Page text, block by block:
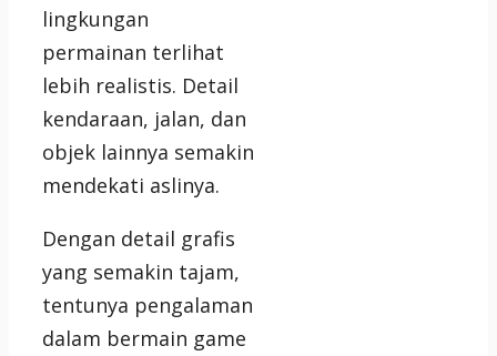
lingkungan
permainan terlihat
lebih realistis. Detail
kendaraan, jalan, dan
objek lainnya semakin
mendekati aslinya.
Dengan detail grafis
yang semakin tajam,
tentunya pengalaman
dalam bermain game